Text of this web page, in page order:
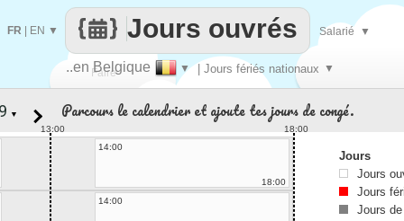
Faire
..en Belgique ▼ | Jours fériés nationaux ▼
Jours ouvrés
FR EN ▼ Salarié ▼
▼ Parcours le calendrier et ajoute tes jours de congé.
13:00
18:00
14:00
18:00
14:00
Jours
Jours
Jours
Jours